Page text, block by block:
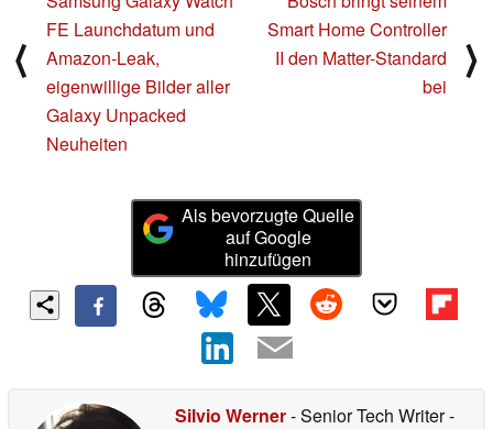
⟨
FE Launchdatum und
Amazon-Leak,
eigenwillige Bilder aller
Galaxy Unpacked
Neuheiten
Smart Home Controller
II den Matter-Standard
bei
⟩
Als bevorzugte Quelle
auf Google
hinzufügen
Silvio Werner- Senior Tech Writer-